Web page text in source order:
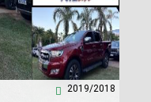
2019/2018
